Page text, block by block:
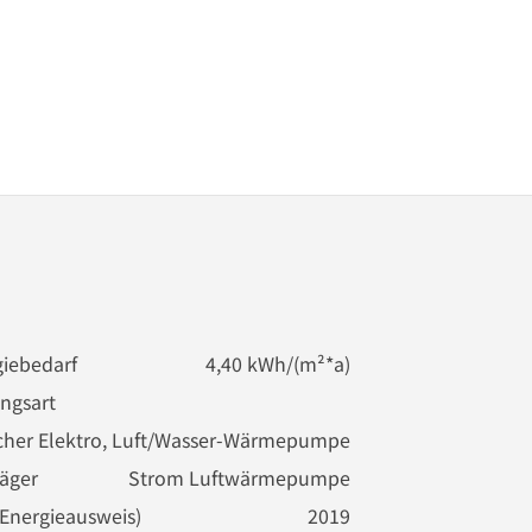
4,40 kWh/(m²*a)
Elektro, Luft/Wasser-Wärmepumpe
Strom Luftwärmepumpe
2019